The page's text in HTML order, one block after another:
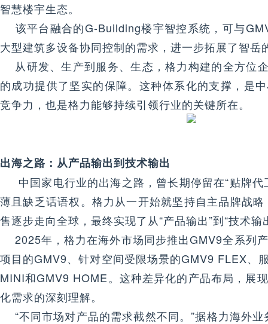
智慧楼宇生态。
该平台融合的G-Building楼宇智控系统，可与
大型建筑多设备协同控制的需求，进一步拓展了智岳
从研发、生产到服务、生态，格力构建的全方位
的成功提供了坚实的保障。这种体系化的支撑，是
竞争力，也是格力能够持续引领行业的关键所在。
出海之路：从产品输出到技术输出
中国家电行业的出海之路，曾长期停留在“贴牌代
薄且缺乏话语权。格力从一开始就坚持自主品牌战
售逐步走向全球，最终实现了从“产品输出”到“技术输
2025年，格力在海外市场同步推出GMV9全系列
项目的GMV9、针对空间受限场景的GMV9 FLEX、
MINI和GMV9 HOME。这种差异化的产品布局，展
化需求的深刻理解。
“不同市场对产品的需求截然不同。”据格力海外业